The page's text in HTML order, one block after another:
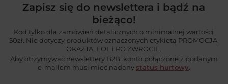
Zapisz się do newslettera i bądź na
bieżąco!
Kod tylko dla zamówień detalicznych o minimalnej wartości
50zł. Nie dotyczy produktów oznaczonych etykietą PROMOCJA,
OKAZJA, EOL i PO ZWROCIE.
Aby otrzymywać newslettery B2B, konto połączone z podanym
e-mailem musi mieć nadany status hurtowy.